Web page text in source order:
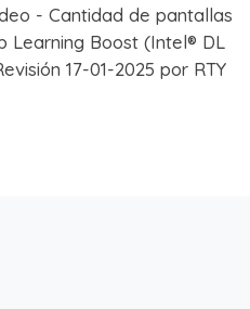
- Cantidad de pantallas
Learning Boost (Intel® DL
17-01-2025 por RTY